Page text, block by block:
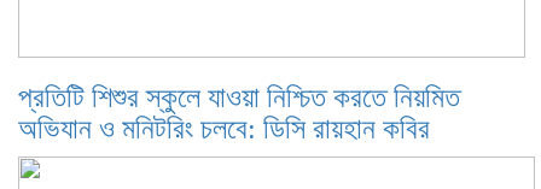
প্রতিটি শিশুর স্কুলে যাওয়া নিশ্চিত করতে নিয়মিত
অভিযান ও মনিটরিং চলবে: ডিসি রায়হান কবির